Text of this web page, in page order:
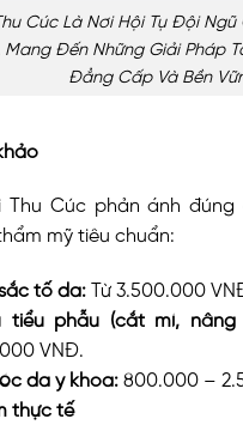
Cúc Là Nơi Hội Tụ Đội Ngũ
Mang Đến Những Giải Pháp
Đẳng Cấp Và Bền
Thu Cúc phản ánh
mỹ tiêu chuẩn:
tố da: Từ 3.500.000
tiểu phẫu (cắt mí, nâng
VNĐ.
da y khoa:800.000 –
thực tế